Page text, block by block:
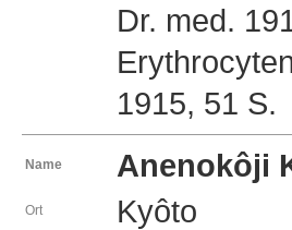
Dr. med.
1915, 51 S.
Name Anenokôji
Ort Kyôto